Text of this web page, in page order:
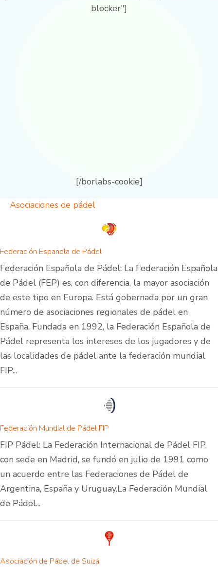
blocker"]
[/borlabs-cookie]
Asociaciones de pádel
Federación Española de Pádel
Federación Española de Pádel: La Federación Española
de Pádel (FEP) es, con diferencia, la mayor asociación
de este tipo en Europa. Está gobernada por un gran
número de asociaciones regionales de pádel en
España. Fundada en 1992, la Federación Española de
Pádel representa los intereses de los jugadores y de
las localidades de pádel ante la federación mundial
FIP...
Federación Mundial de Pádel FIP
FIP Pádel: La Federación Internacional de Pádel FIP,
con sede en Madrid, se fundó en julio de 1991 como
un acuerdo entre las Federaciones de Pádel de
Argentina, España y Uruguay.La Federación Mundial
de Pádel...
Asociación de Pádel de Suiza